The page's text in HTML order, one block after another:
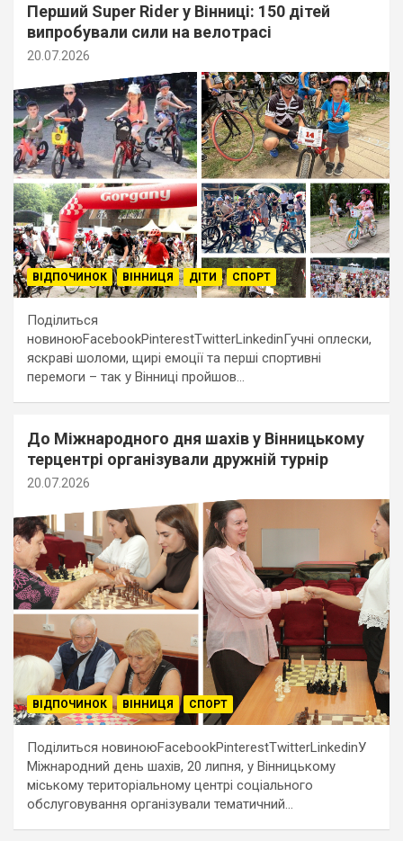
Перший Super Rider у Вінниці: 150 дітей
випробували сили на велотрасі
20.07.2026
ВІДПОЧИНОК ВІННИЦЯ ДІТИ СПОРТ
Поділиться
новиноюFacebookPinterestTwitterLinkedinГучні оплески,
яскраві шоломи, щирі емоції та перші спортивні
перемоги – так у Вінниці пройшов…
До Міжнародного дня шахів у Вінницькому
терцентрі організували дружній турнір
20.07.2026
ВІДПОЧИНОК ВІННИЦЯ СПОРТ
Поділиться новиноюFacebookPinterestTwitterLinkedinУ
Міжнародний день шахів, 20 липня, у Вінницькому
міському територіальному центрі соціального
обслуговування організували тематичний…